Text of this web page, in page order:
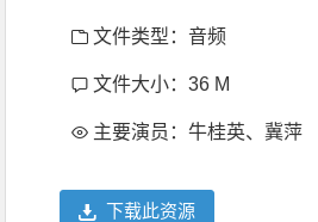
文件类型：音频
文件大小：36 M
主要演员：牛桂英、冀萍
下载此资源